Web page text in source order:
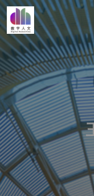
跳
至
内
容
数字人
文 |
DHCN